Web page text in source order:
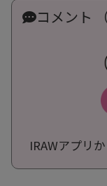
コメント （
IRAWアプリ